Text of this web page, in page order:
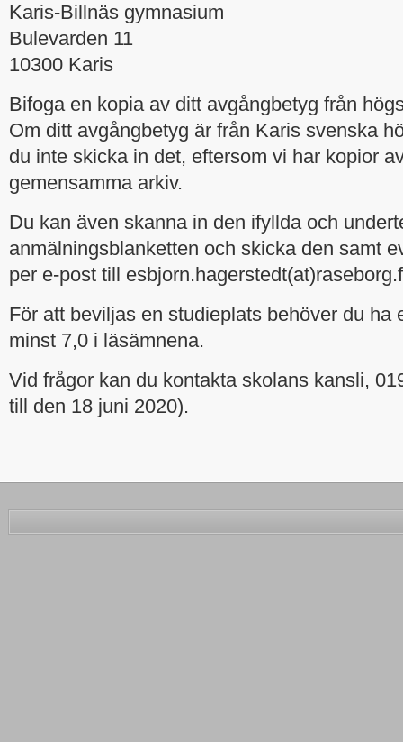
Karis-Billnäs gymnasium
Bulevarden 11
10300 Karis
Bifoga en kopia av ditt avgångbetyg från
Om ditt avgångbetyg är från Karis svenska
du inte skicka in det, eftersom vi har kopior
gemensamma arkiv.
Du kan även skanna in den ifyllda och
anmälningsblanketten och skicka den samt
per e-post till
För att beviljas en studieplats behöver du ha
minst 7,0 i läsämnena.
Vid frågor kan du kontakta skolans kansli,
till den 18 juni 2020).